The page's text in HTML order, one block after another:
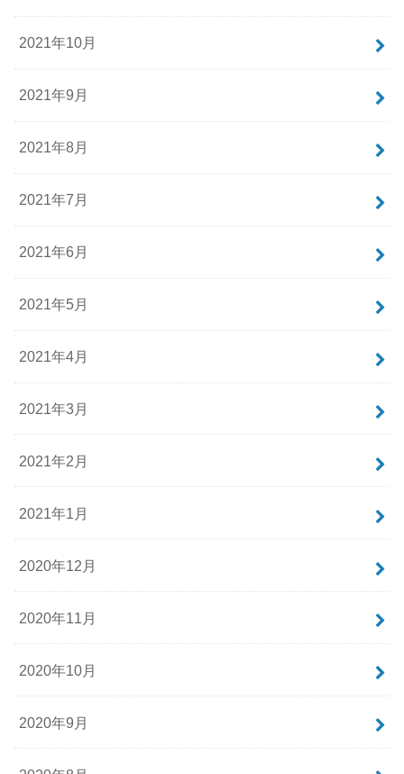
2021年10月
2021年9月
2021年8月
2021年7月
2021年6月
2021年5月
2021年4月
2021年3月
2021年2月
2021年1月
2020年12月
2020年11月
2020年10月
2020年9月